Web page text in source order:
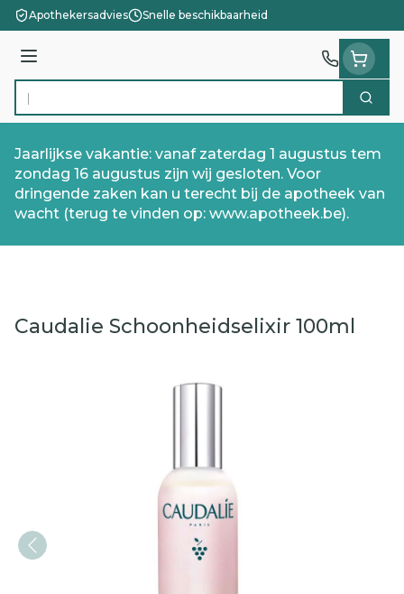
Ga naar de inhoud
Apothekersadvies Snelle beschikbaarheid
Menu
Product, merk, categorie... Zoek
Jaarlijkse vakantie: vanaf zaterdag 1 augustus tem
zondag 16 augustus zijn wij gesloten. Voor
dringende zaken kan u terecht bij de apotheek van
wacht (terug te vinden op: www.apotheek.be).
Caudalie Schoonheidselixir 100ml